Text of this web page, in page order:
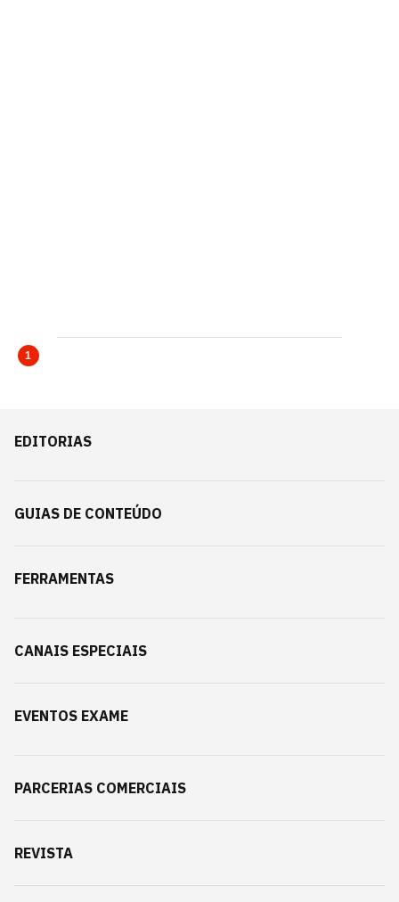
1
EDITORIAS
GUIAS DE CONTEÚDO
FERRAMENTAS
CANAIS ESPECIAIS
EVENTOS EXAME
PARCERIAS COMERCIAIS
REVISTA